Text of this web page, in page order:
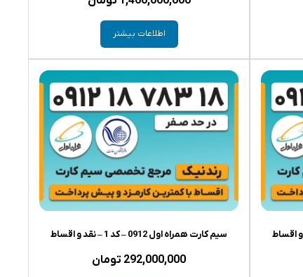
اطلاعات بیشتر
سیم کارت همراه اول 0912 – کد 1 – نقد و اقساط
292,000,000 تومان